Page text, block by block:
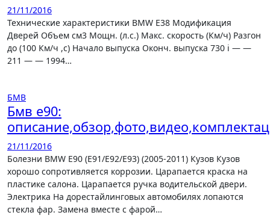
21/11/2016
Технические характеристики BMW E38 Модификация
Дверей Объем см3 Мощн. (л.с.) Макс. скорость (Км/ч) Разгон
до (100 Км/ч ,с) Начало выпуска Оконч. выпуска 730 i — —
211 — — 1994…
БМВ
Бмв е90:
21/11/2016
Болезни BMW E90 (E91/E92/E93) (2005-2011) Кузов Кузов
хорошо сопротивляется коррозии. Царапается краска на
пластике салона. Царапается ручка водительской двери.
Электрика На дорестайлинговых автомобилях лопаются
стекла фар. Замена вместе с фарой…